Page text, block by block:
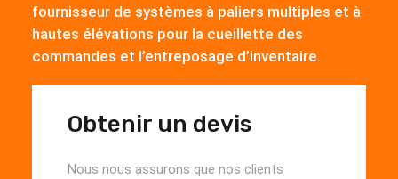
fournisseur de systèmes à paliers multiples et à
hautes élévations pour la cueillette des
commandes et l’entreposage d’inventaire.
Obtenir un devis
Nous nous assurons que nos clients